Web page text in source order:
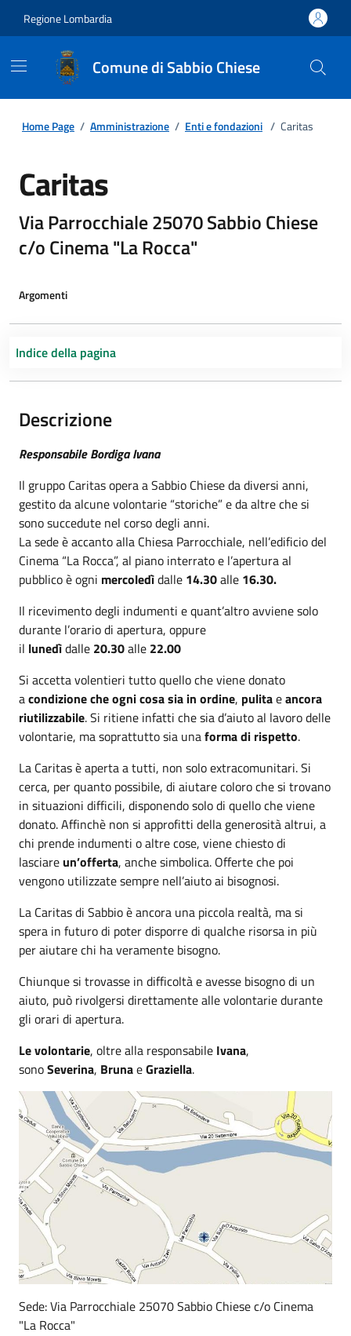
Regione Lombardia
Comune di Sabbio Chiese
Home Page / Amministrazione / Enti e fondazioni / Caritas
Caritas
Via Parrocchiale 25070 Sabbio Chiese
c/o Cinema "La Rocca"
Argomenti
Indice della pagina
Descrizione
Responsabile Bordiga Ivana
Il gruppo Caritas opera a Sabbio Chiese da diversi anni,
gestito da alcune volontarie “storiche” e da altre che si
sono succedute nel corso degli anni.
La sede è accanto alla Chiesa Parrocchiale, nell’edificio del
Cinema “La Rocca”, al piano interrato e l’apertura al
pubblico è ogni mercoledìdalle 14.30alle 16.30.
Il ricevimento degli indumenti e quant’altro avviene solo
durante l’orario di apertura, oppure
il lunedìdalle 20.30alle 22.00
Si accetta volentieri tutto quello che viene donato
acondizione che ogni cosa sia in ordine, pulitaeancora
riutilizzabile. Si ritiene infatti che sia d’aiuto al lavoro delle
volontarie, ma soprattutto sia unaforma di rispetto.
La Caritas è aperta a tutti, non solo extracomunitari. Si
cerca, per quanto possibile, di aiutare coloro che si trovano
in situazioni difficili, disponendo solo di quello che viene
donato. Affinchè non si approfitti della generosità altrui, a
chi prende indumenti o altre cose, viene chiesto di
lasciare un’offerta, anche simbolica. Offerte che poi
vengono utilizzate sempre nell’aiuto ai bisognosi.
La Caritas di Sabbio è ancora una piccola realtà, ma si
spera in futuro di poter disporre di qualche risorsa in più
per aiutare chi ha veramente bisogno.
Chiunque si trovasse in difficoltà e avesse bisogno di un
aiuto, può rivolgersi direttamente alle volontarie durante
gli orari di apertura.
Le volontarie, oltre alla responsabile Ivana,
sonoSeverina, BrunaeGraziella.
Sede: Via Parrocchiale 25070 Sabbio Chiese c/o Cinema
"La Rocca"